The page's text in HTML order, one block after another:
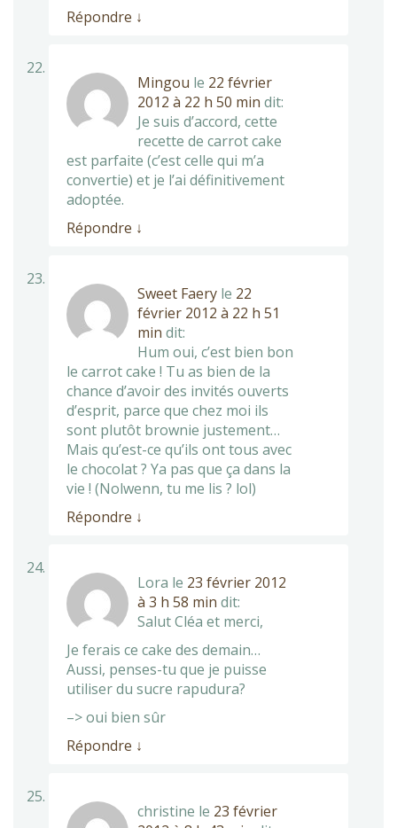
Répondre ↓
Mingou le 22 février
2012 à 22 h 50 min dit:
Je suis d’accord, cette
recette de carrot cake
est parfaite (c’est celle qui m’a
convertie) et je l’ai définitivement
adoptée.
Répondre ↓
Sweet Faery le 22
février 2012 à 22 h 51
min dit:
Hum oui, c’est bien bon
le carrot cake ! Tu as bien de la
chance d’avoir des invités ouverts
d’esprit, parce que chez moi ils
sont plutôt brownie justement…
Mais qu’est-ce qu’ils ont tous avec
le chocolat ? Ya pas que ça dans la
vie ! (Nolwenn, tu me lis ? lol)
Répondre ↓
Lora le 23 février 2012
à 3 h 58 min dit:
Salut Cléa et merci,
Je ferais ce cake des demain…
Aussi, penses-tu que je puisse
utiliser du sucre rapudura?
–> oui bien sûr
Répondre ↓
christine le 23 février